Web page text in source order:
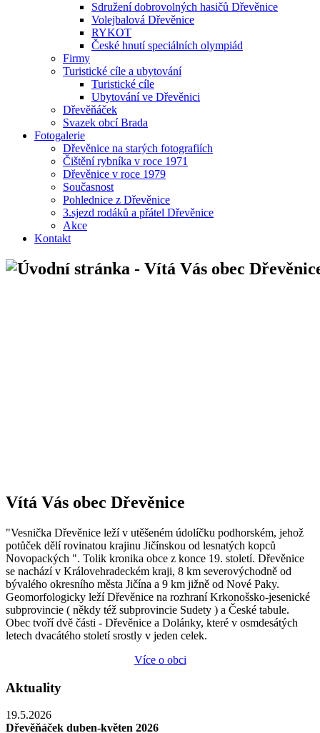
Sdružení dobrovolných hasičů Dřevěnice
Volejbalová Dřevěnice
RYKOT
České hnutí speciálních olympiád
Firmy
Turistické cíle a ubytování
Turistické cíle
Ubytování ve Dřevěnici
Dřevěňáček
Svazek obcí Brada
Fotogalerie
Dřevěnice na starých fotografiích
Čištění rybníka v roce 1971
Dřevěnice v roce 1979
Současnost
Pohlednice z Dřevěnice
3.sjezd rodáků a přátel Dřevěnice
Akce
Kontakt
Vítá Vás obec Dřevěnice
"Vesnička Dřevěnice leží v utěšeném údolíčku podhorském, jehož
potůček dělí rovinatou krajinu Jičínskou od lesnatých kopců
Novopackých ". Tolik kronika obce z konce 19. století. Dřevěnice
se nachází v Královehradeckém kraji, 8 km severovýchodně od
bývalého okresního města Jičína a 9 km jižně od Nové Paky.
Geomorfologicky leží Dřevěnice na rozhraní Krkonošsko-jesenické
subprovincie ( někdy též subprovincie Sudety ) a České tabule.
Obec tvoří dvě části - Dřevěnice a Dolánky, které v osmdesátých
letech dvacátého století srostly v jeden celek.
Více o obci
Aktuality
19.5.2026
Dřevěňáček duben-květen 2026